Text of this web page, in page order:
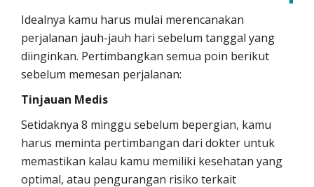
Idealnya kamu harus mulai merencanakan
perjalanan jauh-jauh hari sebelum tanggal yang
diinginkan. Pertimbangkan semua poin berikut
sebelum memesan perjalanan:
Tinjauan Medis
Setidaknya 8 minggu sebelum bepergian, kamu
harus meminta pertimbangan dari dokter untuk
memastikan kalau kamu memiliki kesehatan yang
optimal, atau pengurangan risiko terkait